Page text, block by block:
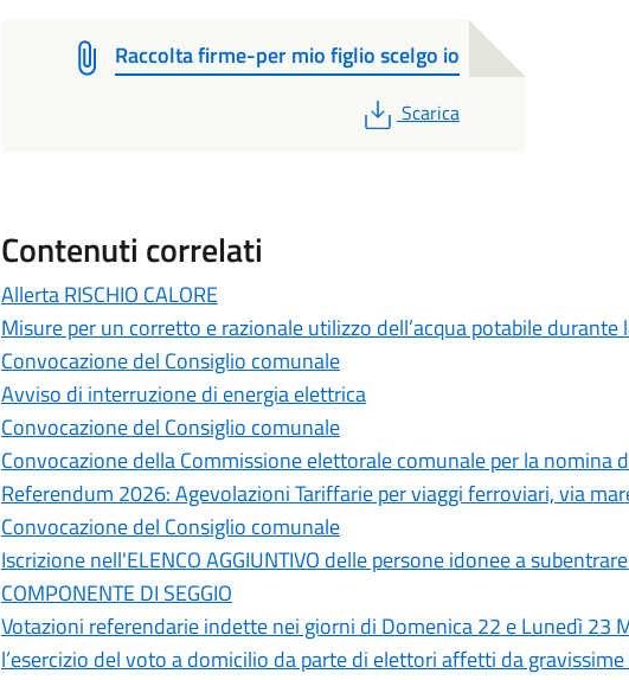
Raccolta firme-per mio figlio scelgo io
PDF
Scarica
Contenuti correlati
Allerta RISCHIO CALORE
Misure per un corretto e razionale utilizzo dell’acqua potabile durante
Convocazione del Consiglio comunale
Avviso di interruzione di energia elettrica
Convocazione del Consiglio comunale
Convocazione della Commissione elettorale comunale per la nomina
Referendum 2026: Agevolazioni Tariffarie per viaggi ferroviari, via
Convocazione del Consiglio comunale
Iscrizione nell'ELENCO AGGIUNTIVO delle persone idonee a
COMPONENTE DI SEGGIO
Votazioni referendarie indette nei giorni di Domenica 22 e Lunedì 23
l’esercizio del voto a domicilio da parte di elettori affetti da